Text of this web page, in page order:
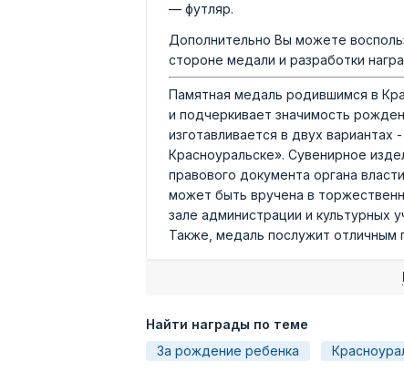
— футляр.
Дополнительно Вы можете
стороне медали и разработки
Памятная медаль родившимся в
и подчеркивает значимость
изготавливается в двух
Красноуральске». Сувенирное
правового документа органа
может быть вручена в
зале администрации и культурных
Также, медаль послужит отличным
Найти награды по теме
За рождение ребенка